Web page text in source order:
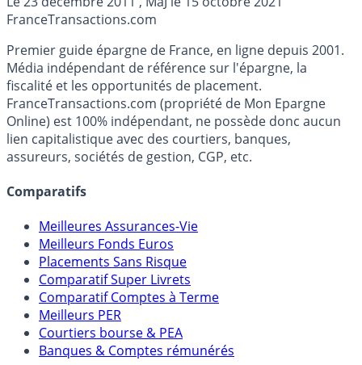
pouvoir d’achat. Détails...
FranceTransactions.com
Premier guide épargne de France, en ligne depuis 2001.
Média indépendant de référence sur l'épargne, la
fiscalité et les opportunités de placement.
FranceTransactions.com (propriété de Mon Epargne
Online) est 100% indépendant, ne possède donc aucun
lien capitalistique avec des courtiers, banques,
assureurs, sociétés de gestion, CGP, etc.
Comparatifs
Meilleures Assurances-Vie
Meilleurs Fonds Euros
Placements Sans Risque
Comparatif Super Livrets
Comparatif Comptes à Terme
Meilleurs PER
Courtiers bourse & PEA
Banques & Comptes rémunérés